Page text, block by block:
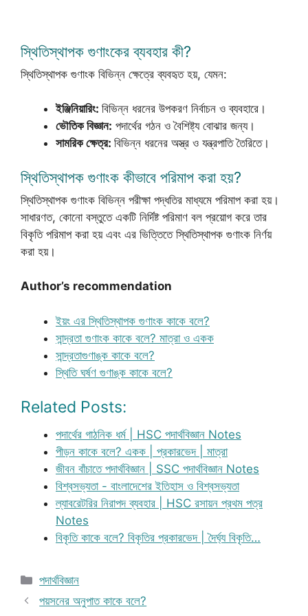
স্থিতিস্থাপক গুণাংকের ব্যবহার কী?
স্থিতিস্থাপক গুণাংক বিভিন্ন ক্ষেত্রে ব্যবহৃত হয়, যেমন:
ইঞ্জিনিয়ারিং: বিভিন্ন ধরনের উপকরণ নির্বাচন ও ব্যবহারে।
ভৌতিক বিজ্ঞান: পদার্থের গঠন ও বৈশিষ্ট্য বোঝার জন্য।
সামরিক ক্ষেত্র: বিভিন্ন ধরনের অস্ত্র ও যন্ত্রপাতি তৈরিতে।
স্থিতিস্থাপক গুণাংক কীভাবে পরিমাপ করা হয়?
স্থিতিস্থাপক গুণাংক বিভিন্ন পরীক্ষা পদ্ধতির মাধ্যমে পরিমাপ করা হয়।
সাধারণত, কোনো বস্তুতে একটি নির্দিষ্ট পরিমাণ বল প্রয়োগ করে তার
বিকৃতি পরিমাপ করা হয় এবং এর ভিত্তিতে স্থিতিস্থাপক গুণাংক নির্ণয়
করা হয়।
Author’s recommendation
ইয়ং এর স্থিতিস্থাপক গুণাংক কাকে বলে?
সান্দ্রতা গুণাংক কাকে বলে? মাত্রা ও একক
সান্দ্রতাগুণাঙ্ক কাকে বলে?
স্থিতি ঘর্ষণ গুণাঙ্ক কাকে বলে?
Related Posts:
পদার্থের গাঠনিক ধর্ম | HSC পদার্থবিজ্ঞান Notes
পীড়ন কাকে বলে? একক | প্রকারভেদ | মাত্রা
জীবন বাঁচাতে পদার্থবিজ্ঞান | SSC পদার্থবিজ্ঞান Notes
বিশ্বসভ্যতা - বাংলাদেশের ইতিহাস ও বিশ্বসভ্যতা
ল্যাবরেটরির নিরাপদ ব্যবহার | HSC রসায়ন প্রথম পত্র
Notes
বিকৃতি কাকে বলে? বিকৃতির প্রকারভেদ | দৈর্ঘ্য বিকৃতি…
Categories
পদার্থবিজ্ঞান
পয়সনের অনুপাত কাকে বলে?